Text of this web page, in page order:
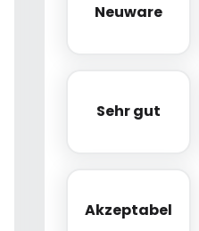
Neuware
Neuware
Sehr gut
Sehr gut
Akzeptabel
Akzeptabel